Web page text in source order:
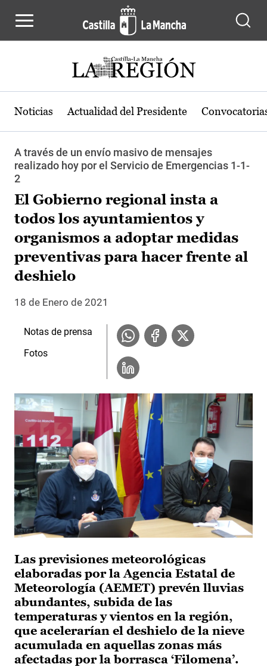
Noticias Actualidad del Presidente
A través de un envío masivo de mensajes
realizado hoy por el Servicio de Emergencias 1-1-
2
El Gobierno regional insta a
todos los ayuntamientos y
organismos a adoptar medidas
preventivas para hacer frente al
deshielo
18 de Enero de 2021
Las previsiones meteorológicas
elaboradas por la Agencia Estatal de
Meteorología (AEMET) prevén lluvias
abundantes, subida de las
temperaturas y vientos en la región,
que acelerarían el deshielo de la nieve
acumulada en aquellas zonas más
afectadas por la borrasca ‘Filomena’.
Notas de prensa
Fotos